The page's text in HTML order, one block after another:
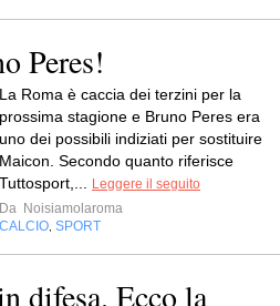
Peres!
La Roma è caccia dei terzini per la
prossima stagione e Bruno Peres era
uno dei possibili indiziati per sostituire
Maicon. Secondo quanto riferisce
Tuttosport,...
Leggere il seguito
Da Noisiamolaroma
CALCIO SPORT
difesa. Ecco la